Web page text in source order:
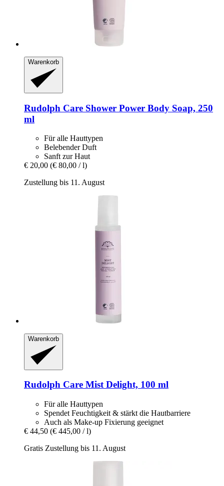
Warenkorb
Rudolph Care Shower Power Body Soap, 250
ml
Für alle Hauttypen
Belebender Duft
Sanft zur Haut
€ 20,00 (€ 80,00 / l)
Zustellung bis 11. August
Warenkorb
Rudolph Care Mist Delight, 100 ml
Für alle Hauttypen
Spendet Feuchtigkeit & stärkt die Hautbarriere
Auch als Make-up Fixierung geeignet
€ 44,50 (€ 445,00 / l)
Gratis Zustellung bis 11. August